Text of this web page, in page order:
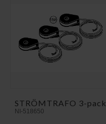
STRÖMTRAFO 3-pack
NI-518650